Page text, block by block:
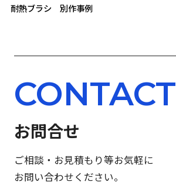
耐熱ブラシ 別作事例
CONTACT
お問合せ
ご相談・お見積もり等お気軽に
お問い合わせください。